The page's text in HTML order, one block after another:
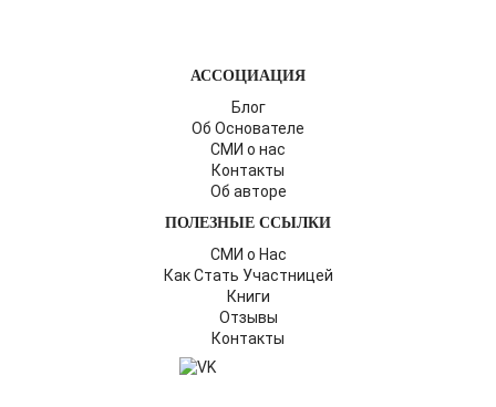
АССОЦИАЦИЯ
Блог
Об Основателе
СМИ о нас
Контакты
Об авторе
ПОЛЕЗНЫЕ ССЫЛКИ
СМИ о Нас
Как Стать Участницей
Книги
Отзывы
Контакты